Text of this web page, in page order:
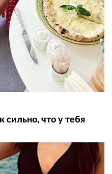
сильно, что у тебя